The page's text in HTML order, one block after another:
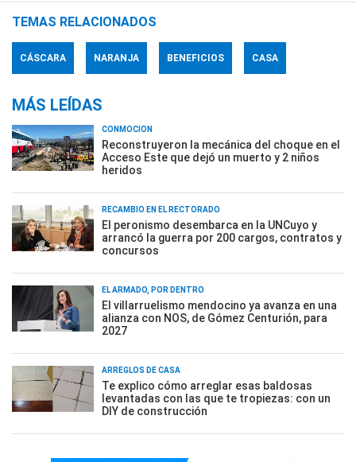
TEMAS RELACIONADOS
CÁSCARA NARANJA BENEFICIOS CASA
MÁS LEÍDAS
CONMOCIÓN
Reconstruyeron la mecánica del choque en el
Acceso Este que dejó un muerto y 2 niños
heridos
RECAMBIO EN EL RECTORADO
El peronismo desembarca en la UNCuyo y
arrancó la guerra por 200 cargos, contratos y
concursos
EL ARMADO, POR DENTRO
El villarruelismo mendocino ya avanza en una
alianza con NOS, de Gómez Centurión, para
2027
ARREGLOS DE CASA
Te explico cómo arreglar esas baldosas
levantadas con las que te tropiezas: con un
DIY de construcción